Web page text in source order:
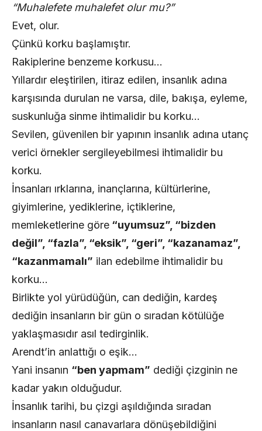
“Muhalefete muhalefet olur mu?”
Evet, olur.
Çünkü korku başlamıştır.
Rakiplerine benzeme korkusu…
Yıllardır eleştirilen, itiraz edilen, insanlık adına
karşısında durulan ne varsa, dile, bakışa, eyleme,
suskunluğa sinme ihtimalidir bu korku…
Sevilen, güvenilen bir yapının insanlık adına utanç
verici örnekler sergileyebilmesi ihtimalidir bu
korku.
İnsanları ırklarına, inançlarına, kültürlerine,
giyimlerine, yediklerine, içtiklerine,
memleketlerine göre “uyumsuz”, “bizden
değil”, “fazla”, “eksik”, “geri”, “kazanamaz”,
“kazanmamalı” ilan edebilme ihtimalidir bu
korku…
Birlikte yol yürüdüğün, can dediğin, kardeş
dediğin insanların bir gün o sıradan kötülüğe
yaklaşmasıdır asıl tedirginlik.
Arendt’in anlattığı o eşik…
Yani insanın “ben yapmam” dediği çizginin ne
kadar yakın olduğudur.
İnsanlık tarihi, bu çizgi aşıldığında sıradan
insanların nasıl canavarlara dönüşebildiğini